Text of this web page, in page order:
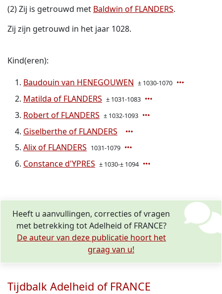
(2) Zij is getrouwd met Baldwin of FLANDERS.
Zij zijn getrouwd in het jaar 1028.
Kind(eren):
Baudouin van HENEGOUWEN ± 1030-1070
Matilda of FLANDERS ± 1031-1083
Robert of FLANDERS ± 1032-1093
Giselberthe of FLANDERS
Alix of FLANDERS 1031-1079
Constance d'YPRES ± 1030-± 1094
Heeft u aanvullingen, correcties of vragen
met betrekking tot Adelheid of FRANCE?
De auteur van deze publicatie hoort het
graag van u!
Tijdbalk Adelheid of FRANCE